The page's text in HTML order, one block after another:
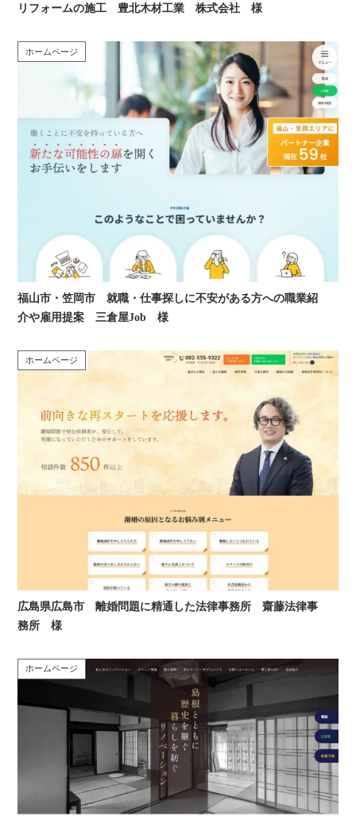
リフォームの施工 豊北木材工業 株式会社 様
ホームページ
福山市・笠岡市 就職・仕事探しに不安がある方への職業紹
介や雇用提案 三倉屋Job 様
ホームページ
広島県広島市 離婚問題に精通した法律事務所 齋藤法律事
務所 様
ホームページ